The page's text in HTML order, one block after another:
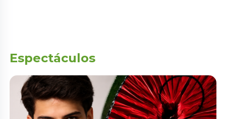
Espectáculos